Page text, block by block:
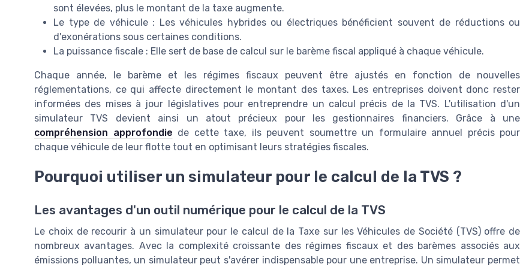
sont élevées, plus le montant de la taxe augmente.
Le type de véhicule : Les véhicules hybrides ou électriques bénéficient souvent de réductions ou
d'exonérations sous certaines conditions.
La puissance fiscale : Elle sert de base de calcul sur le barème fiscal appliqué à chaque véhicule.
Chaque année, le barème et les régimes fiscaux peuvent être ajustés en fonction de nouvelles
réglementations, ce qui affecte directement le montant des taxes. Les entreprises doivent donc rester
informées des mises à jour législatives pour entreprendre un calcul précis de la TVS. L'utilisation d'un
simulateur TVS devient ainsi un atout précieux pour les gestionnaires financiers. Grâce à une
compréhension approfondie de cette taxe, ils peuvent soumettre un formulaire annuel précis pour
chaque véhicule de leur flotte tout en optimisant leurs stratégies fiscales.
Pourquoi utiliser un simulateur pour le calcul de la TVS ?
Les avantages d'un outil numérique pour le calcul de la TVS
Le choix de recourir à un simulateur pour le calcul de la Taxe sur les Véhicules de Société (TVS) offre de
nombreux avantages. Avec la complexité croissante des régimes fiscaux et des barèmes associés aux
émissions polluantes, un simulateur peut s'avérer indispensable pour une entreprise. Un simulateur permet